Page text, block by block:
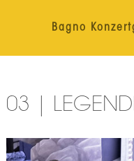
Bagno
03 |